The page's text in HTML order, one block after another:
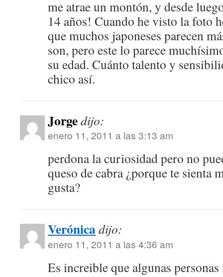
me atrae un montón, y desde
14 años! Cuando he visto la foto
que muchos japoneses parecen
son, pero este lo parece
su edad. Cuánto talento y
chico así.
Jorgedijo:
enero 11, 2011 a las 3:13 am
perdona la curiosidad pero no
queso de cabra ¿porque te sienta
gusta?
Verónicadijo:
enero 11, 2011 a las 4:36 am
Es increible que algunas